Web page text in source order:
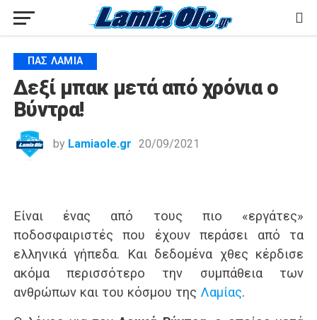
ΠΑΣ ΛΑΜΊΑ
Δεξί μπακ μετά από χρόνια ο
Βύντρα!
by Lamiaole.gr 20/09/2021
Είναι ένας από τους πιο «εργάτες»
ποδοσφαιριστές που έχουν περάσει από τα
ελληνικά γήπεδα. Και δεδομένα χθες κέρδισε
ακόμα περισσότερο την συμπάθεια των
ανθρώπων και του κόσμου της Λαμίας.